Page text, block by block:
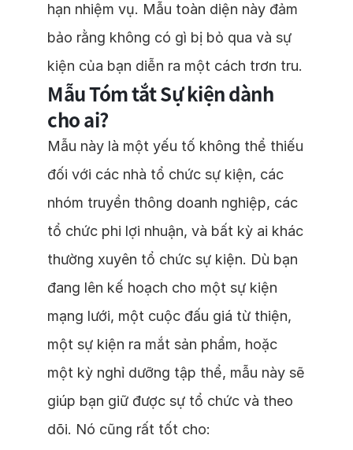
hạn nhiệm vụ. Mẫu toàn diện này đảm
bảo rằng không có gì bị bỏ qua và sự
kiện của bạn diễn ra một cách trơn tru.
Mẫu Tóm tắt Sự kiện dành
cho ai?
Mẫu này là một yếu tố không thể thiếu
đối với các nhà tổ chức sự kiện, các
nhóm truyền thông doanh nghiệp, các
tổ chức phi lợi nhuận, và bất kỳ ai khác
thường xuyên tổ chức sự kiện. Dù bạn
đang lên kế hoạch cho một sự kiện
mạng lưới, một cuộc đấu giá từ thiện,
một sự kiện ra mắt sản phẩm, hoặc
một kỳ nghỉ dưỡng tập thể, mẫu này sẽ
giúp bạn giữ được sự tổ chức và theo
dõi. Nó cũng rất tốt cho: